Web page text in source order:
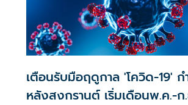
เตือนรับมือฤดูกาล 'โควิด-19' ก
หลังสงกรานต์ เริ่มเดือนพ.ค.-